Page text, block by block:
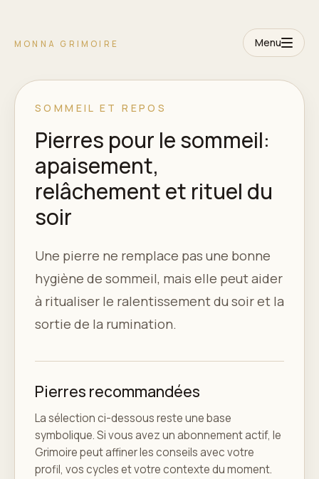
MONNA GRIMOIRE Menu
SOMMEIL ET REPOS
Pierres pour le sommeil:
apaisement,
relâchement et rituel du
soir
Une pierre ne remplace pas une bonne
hygiène de sommeil, mais elle peut aider
à ritualiser le ralentissement du soir et la
sortie de la rumination.
Pierres recommandées
La sélection ci-dessous reste une base
symbolique. Si vous avez un abonnement actif, le
Grimoire peut affiner les conseils avec votre
profil, vos cycles et votre contexte du moment.